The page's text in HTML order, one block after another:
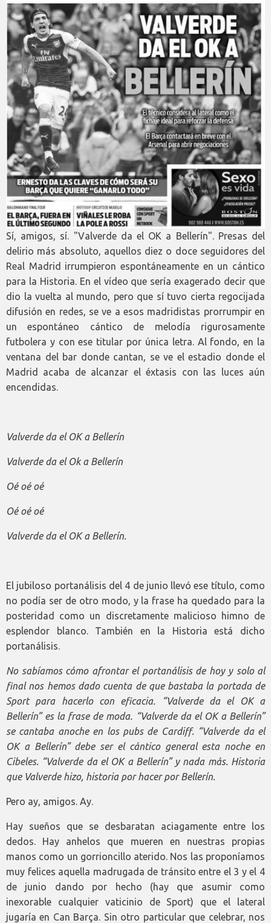
Sí, amigos, sí. "Valverde da el OK a Bellerín". Presas del
delirio más absoluto, aquellos diez o doce seguidores del
Real Madrid irrumpieron espontáneamente en un cántico
para la Historia. En el vídeo que sería exagerado decir que
dio la vuelta al mundo, pero que sí tuvo cierta regocijada
difusión en redes, se ve a esos madridistas prorrumpir en
un espontáneo cántico de melodía rigurosamente
futbolera y con ese titular por única letra. Al fondo, en la
ventana del bar donde cantan, se ve el estadio donde el
Madrid acaba de alcanzar el éxtasis con las luces aún
encendidas.
Valverde da el OK a Bellerín
Valverde da el Ok a Bellerín
Oé oé oé
Oé oé oé
Valverde da el OK a Bellerín.
El jubiloso portanálisis del 4 de junio llevó ese título, como
no podía ser de otro modo, y la frase ha quedado para la
posteridad como un discretamente malicioso himno de
esplendor blanco. También en la Historia está dicho
portanálisis.
No sabíamos cómo afrontar el portanálisis de hoy y solo al
final nos hemos dado cuenta de que bastaba la portada de
Sport para hacerlo con eficacia. “Valverde da el OK a
Bellerín” es la frase de moda. “Valverde da el OK a Bellerín”
se cantaba anoche en los pubs de Cardiff. “Valverde da el
OK a Bellerín” debe ser el cántico general esta noche en
Cibeles. “Valverde da el OK a Bellerín” y nada más. Historia
que Valverde hizo, historia por hacer por Bellerín.
Pero ay, amigos. Ay.
Hay sueños que se desbaratan aciagamente entre los
dedos. Hay anhelos que mueren en nuestras propias
manos como un gorrioncillo aterido. Nos las proponíamos
muy felices aquella madrugada de tránsito entre el 3 y el 4
de junio dando por hecho (hay que asumir como
inexorable cualquier vaticinio de Sport) que el lateral
jugaría en Can Barça. Sin otro particular que celebrar, nos